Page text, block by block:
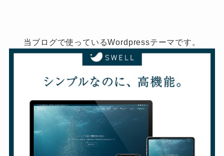
当ブログで使っているWordpressテーマです。